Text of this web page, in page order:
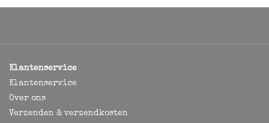
Klantenservice
Klantenservice
Over ons
Verzenden & verzendkosten